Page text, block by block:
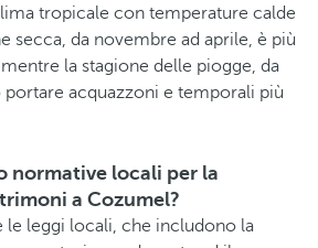
tropicale con temperature calde
secca, da novembre ad aprile, è più
la stagione delle piogge, da
acquazzoni e temporali più
normative locali per la
a Cozumel?
le leggi locali, che includono la